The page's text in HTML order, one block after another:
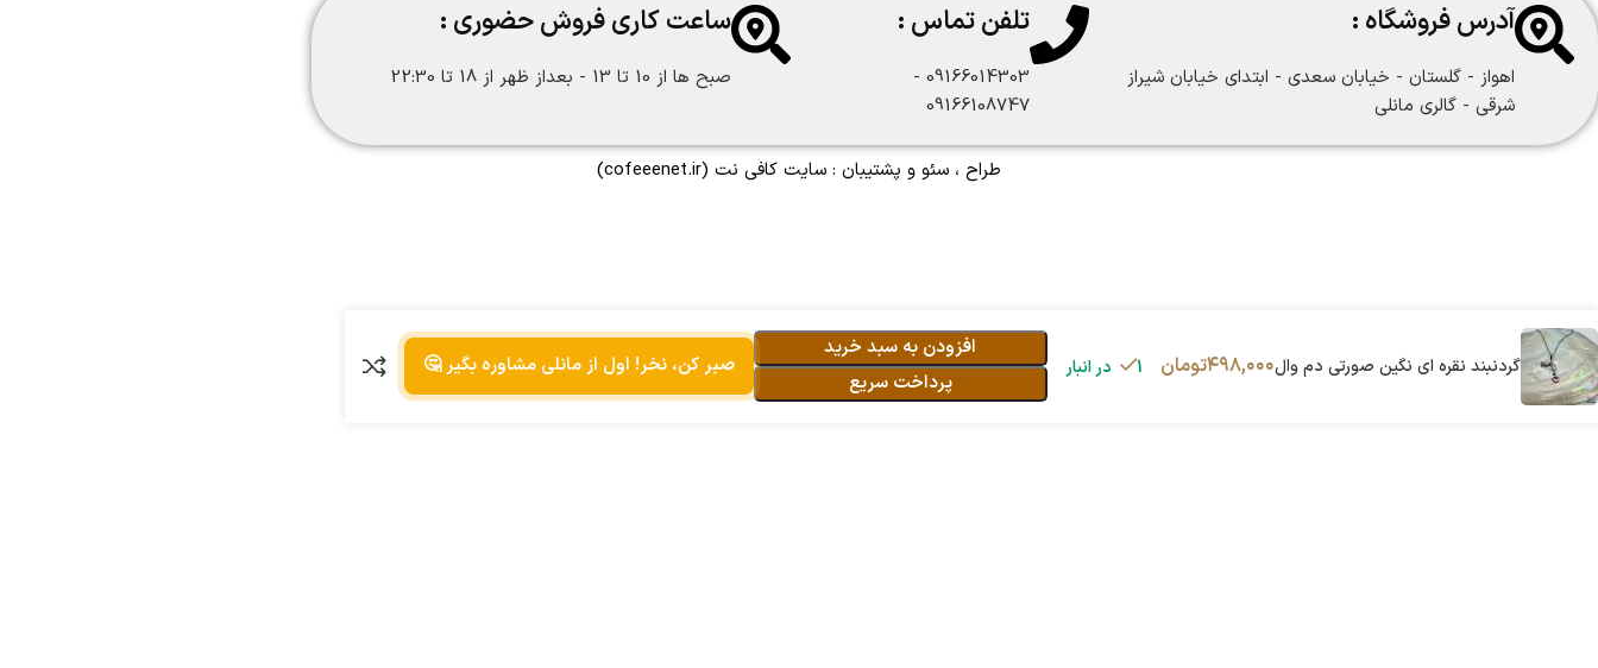
آدرس فروشگاه :
اهواز - گلستان - خیابان سعدی - ابتدای خیابان شیراز
شرقی - گالری مانلی
تلفن تماس :
09166014303 -
09166108747
ساعت کاری فروش حضوری :
صبح ها از 10 تا 13 - بعداز ظهر از 18 تا 22:30
طراح ، سئو و پشتیبان : سایت کافی نت (cofeeenet.ir)
گردنبند نقره ای نگین صورتی دم وال۴۹۸,۰۰۰تومان 1 در انبار
افزودن به سبد خرید
پرداخت سریع
صبر کن، نخر! اول از مانلی مشاوره بگیر 🤔